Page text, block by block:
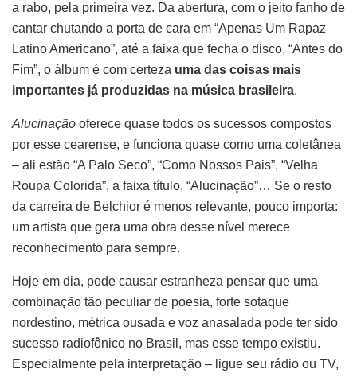
a rabo, pela primeira vez. Da abertura, com o jeito fanho de
cantar chutando a porta de cara em “Apenas Um Rapaz
Latino Americano”, até a faixa que fecha o disco, “Antes do
Fim”, o álbum é com certeza uma das coisas mais
importantes já produzidas na música brasileira.
Alucinação oferece quase todos os sucessos compostos
por esse cearense, e funciona quase como uma coletânea
– ali estão “A Palo Seco”, “Como Nossos Pais”, “Velha
Roupa Colorida”, a faixa título, “Alucinação”… Se o resto
da carreira de Belchior é menos relevante, pouco importa:
um artista que gera uma obra desse nível merece
reconhecimento para sempre.
Hoje em dia, pode causar estranheza pensar que uma
combinação tão peculiar de poesia, forte sotaque
nordestino, métrica ousada e voz anasalada pode ter sido
sucesso radiofônico no Brasil, mas esse tempo existiu.
Especialmente pela interpretação – ligue seu rádio ou TV,